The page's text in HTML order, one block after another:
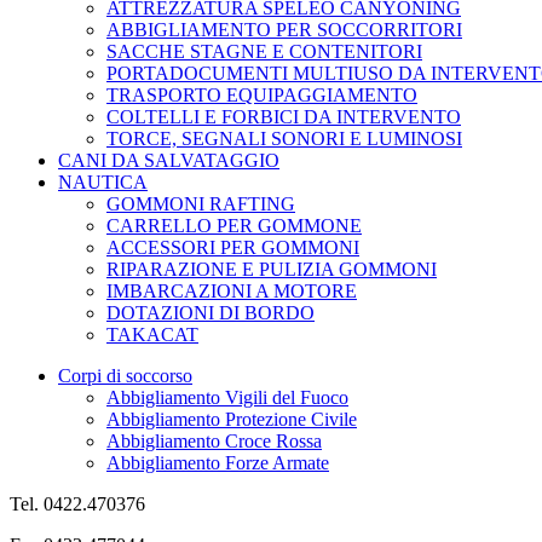
ATTREZZATURA SPELEO CANYONING
ABBIGLIAMENTO PER SOCCORRITORI
SACCHE STAGNE E CONTENITORI
PORTADOCUMENTI MULTIUSO DA
TRASPORTO EQUIPAGGIAMENTO
COLTELLI E FORBICI DA INTERVENTO
TORCE, SEGNALI SONORI E LUMINOSI
CANI DA SALVATAGGIO
NAUTICA
GOMMONI RAFTING
CARRELLO PER GOMMONE
ACCESSORI PER GOMMONI
RIPARAZIONE E PULIZIA GOMMONI
IMBARCAZIONI A MOTORE
DOTAZIONI DI BORDO
TAKACAT
Corpi di soccorso
Abbigliamento Vigili del Fuoco
Abbigliamento Protezione Civile
Abbigliamento Croce Rossa
Abbigliamento Forze Armate
Tel. 0422.470376